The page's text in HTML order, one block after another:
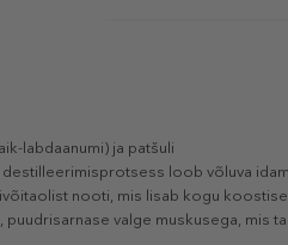
labdaanumi) ja patšuli
loob võluva
nooti, mis lisab kogu
valge muskusega, mis